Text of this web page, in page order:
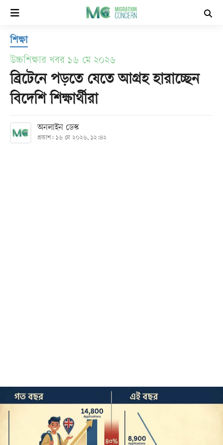
হোম
সর্বশেষ
সব
শিক্ষা
উচ্চশিক্ষার খবর ১৬ মে ২০২৬
ব্রিটেনে পড়তে যেতে আগ্রহ হারাচ্ছেন
বিদেশি শিক্ষার্থীরা
অনলাইন ডেস্ক
প্রকাশ: ১৬ মে ২০২৬, ১২:৪২